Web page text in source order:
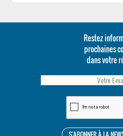
Restez
prochaines
dans votre